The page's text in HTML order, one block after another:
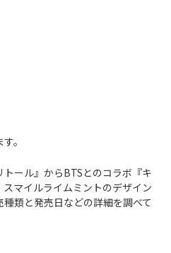
。
ール』からBTSとのコラボ『キ
マイルライムミントのデザイン
類と発売日などの詳細を調べて